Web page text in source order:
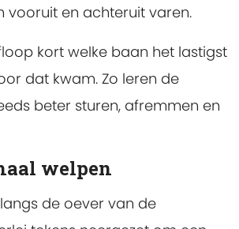
vooruit en achteruit varen.
kort welke baan het lastigst
dat kwam. Zo leren de
beter sturen, afremmen en
welpen
de oever van de